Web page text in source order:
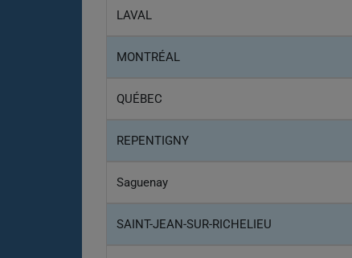
LAVAL
MONTRÉAL
QUÉBEC
REPENTIGNY
Saguenay
SAINT-JEAN-SUR-RICHELIEU